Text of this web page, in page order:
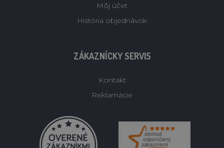
Môj účet
História objednávok
ZÁKAZNÍCKY SERVIS
Kontakt
Reklamácie